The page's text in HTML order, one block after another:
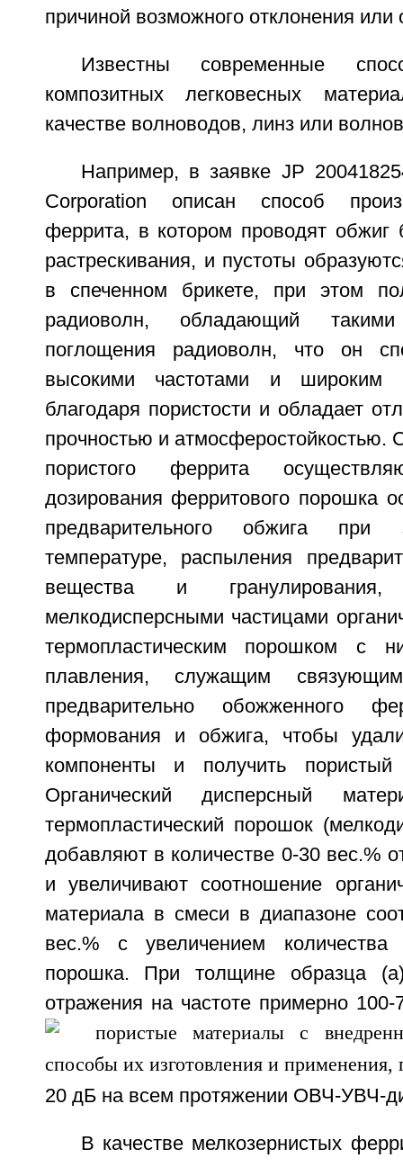
причиной возможного отклонения или
Известны современные
композитных легковесных
качестве волноводов, линз или
Например, в заявке JP
Corporation описан способ
феррита, в котором проводят обжиг
растрескивания, и пустоты
в спеченном брикете, при этом
радиоволн, обладающий такими
поглощения радиоволн, что он
высокими частотами и широким
благодаря пористости и обладает
прочностью и атмосферостойкостью.
пористого феррита
дозирования ферритового порошка
предварительного обжига при
температуре, распыления
вещества и
мелкодисперсными частицами
термопластическим порошком с
плавления, служащим
предварительно обожженного
формования и обжига, чтобы
компоненты и получить пористый
Органический дисперсный
термопластический порошок
добавляют в количестве 0-30 вес.%
и увеличивают соотношение
материала в смеси в диапазоне
вес.% с увеличением количества
порошка. При толщине образца
отражения на частоте примерно
20 дБ на всем протяжении ОВЧ-УВЧ-
В качестве мелкозернистых